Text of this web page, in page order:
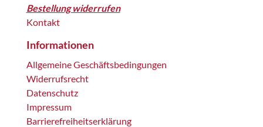
Bestellung widerrufen
Kontakt
Informationen
Allgemeine Geschäftsbedingungen
Widerrufsrecht
Datenschutz
Impressum
Barrierefreiheitserklärung